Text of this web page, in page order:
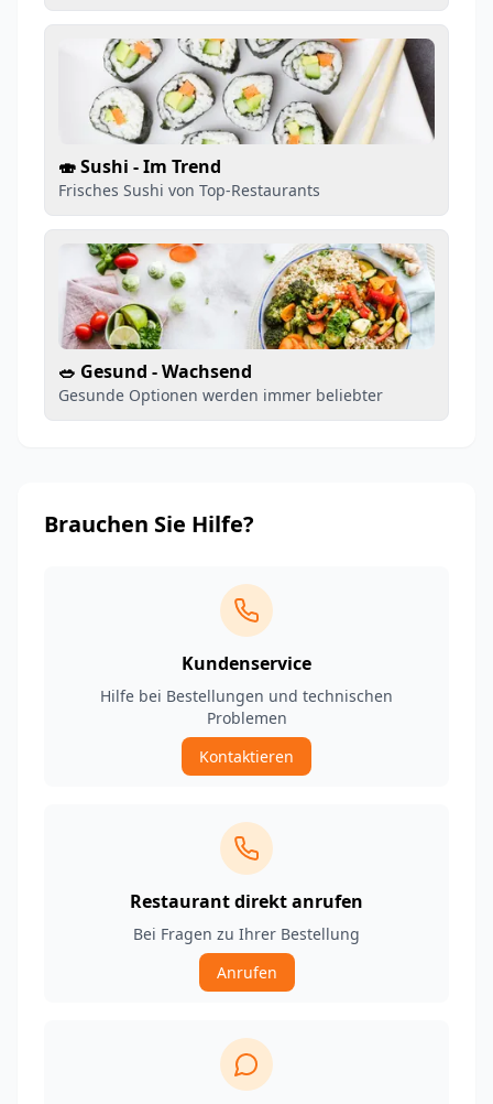
🍣 Sushi - Im Trend
Frisches Sushi von Top-Restaurants
🥗 Gesund - Wachsend
Gesunde Optionen werden immer beliebter
Brauchen Sie Hilfe?
Kundenservice
Hilfe bei Bestellungen und technischen
Problemen
Kontaktieren
Restaurant direkt anrufen
Bei Fragen zu Ihrer Bestellung
Anrufen